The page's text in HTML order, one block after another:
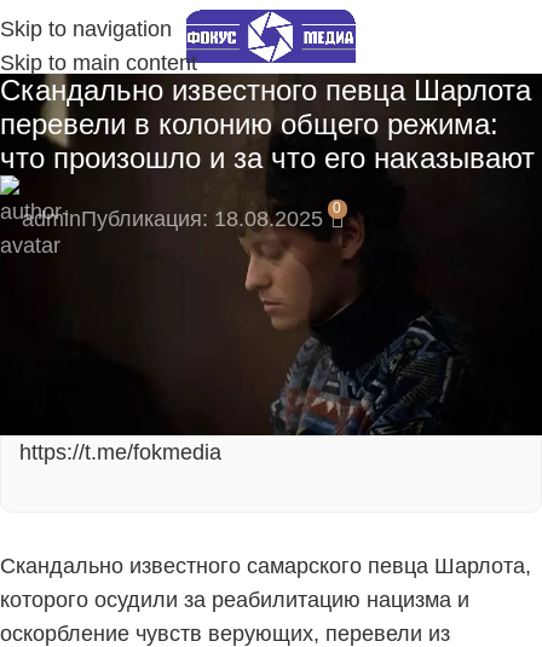
Skip to navigation
Skip to main content
Скандально известного певца Шарлота
перевели в колонию общего режима:
что произошло и за что его наказывают
adminПубликация: 18.08.2025 0
⚡ Будьте в числе первых подписчиков и
получите самые свежие новости!
Подпишитесь на наш Telegram-канал, там
моментальные уведомления:
https://t.me/fokmedia
Скандально известного самарского певца Шарлота,
которого осудили за реабилитацию нацизма и
оскорбление чувств верующих, перевели из